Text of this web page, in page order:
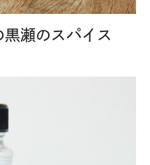
黒瀬のスパイス